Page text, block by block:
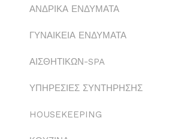
ΑΝΔΡΙΚΑ ΕΝΔΥΜΑΤΑ
ΓΥΝΑΙΚΕΙΑ ΕΝΔΥΜΑΤΑ
ΑΙΣΘΗΤΙΚΩΝ-SPA
ΥΠΗΡΕΣΙΕΣ ΣΥΝΤΗΡΗΣΗΣ
HOUSEKEEPING